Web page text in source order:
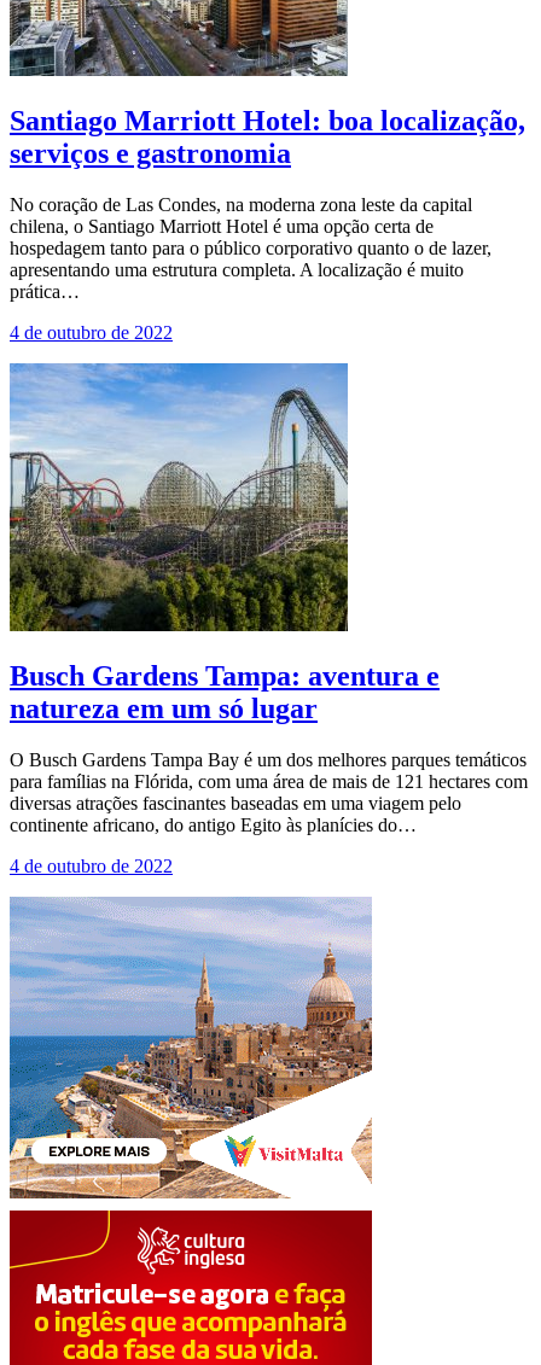
Santiago Marriott Hotel: boa localização,
serviços e gastronomia
No coração de Las Condes, na moderna zona leste da capital
chilena, o Santiago Marriott Hotel é uma opção certa de
hospedagem tanto para o público corporativo quanto o de lazer,
apresentando uma estrutura completa. A localização é muito
prática…
4 de outubro de 2022
Busch Gardens Tampa: aventura e
natureza em um só lugar
O Busch Gardens Tampa Bay é um dos melhores parques temáticos
para famílias na Flórida, com uma área de mais de 121 hectares com
diversas atrações fascinantes baseadas em uma viagem pelo
continente africano, do antigo Egito às planícies do…
4 de outubro de 2022